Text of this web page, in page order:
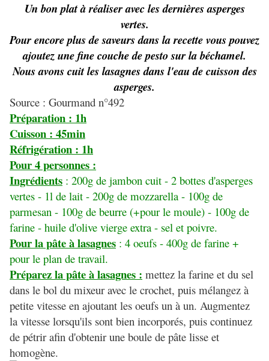
Un bon plat à réaliser avec les dernières asperges
vertes.
Pour encore plus de saveurs dans la recette vous pouvez
ajoutez une fine couche de pesto sur la béchamel.
Nous avons cuit les lasagnes dans l'eau de cuisson des
asperges.
Source : Gourmand n°492
Préparation : 1h
Cuisson : 45min
Réfrigération : 1h
Pour 4 personnes :
Ingrédients : 200g de jambon cuit - 2 bottes d'asperges
vertes - 1l de lait - 200g de mozzarella - 100g de
parmesan - 100g de beurre (+pour le moule) - 100g de
farine - huile d'olive vierge extra - sel et poivre.
Pour la pâte à lasagnes : 4 oeufs - 400g de farine +
pour le plan de travail.
Préparez la pâte à lasagnes : mettez la farine et du sel
dans le bol du mixeur avec le crochet, puis mélangez à
petite vitesse en ajoutant les oeufs un à un. Augmentez
la vitesse lorsqu'ils sont bien incorporés, puis continuez
de pétrir afin d'obtenir une boule de pâte lisse et
homogène.